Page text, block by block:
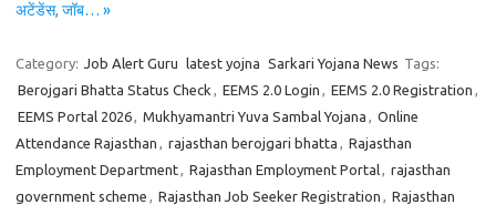
अटेंडेंस, जॉब… »
Category: Job Alert Guru latest yojna Sarkari Yojana News Tags:
Berojgari Bhatta Status Check , EEMS 2.0 Login , EEMS 2.0 Registration ,
EEMS Portal 2026, Mukhyamantri Yuva Sambal Yojana , Online
Attendance Rajasthan , rajasthan berojgari bhatta , Rajasthan
Employment Department, Rajasthan Employment Portal, rajasthan
government scheme , Rajasthan Job Seeker Registration , Rajasthan